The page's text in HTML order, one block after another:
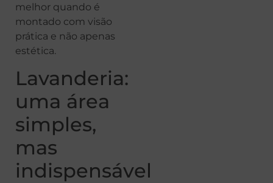
melhor quando é
montado com visão
prática e não apenas
estética.
Lavanderia:
uma área
simples,
mas
indispensável